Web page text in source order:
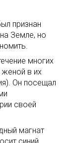
признан
Земле, но
многих
в их
Он посещал
своей
магнат